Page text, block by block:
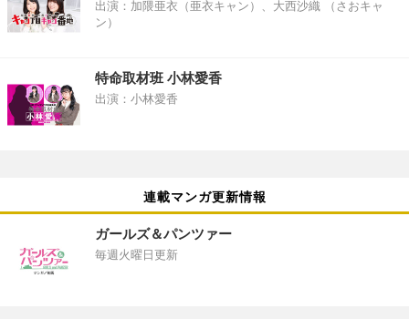
出演：加隈亜衣（亜衣キャン）、大西沙織 （さおキャ
ン）
特命取材班 小林愛香
出演：小林愛香
連載マンガ更新情報
ガールズ＆パンツァー
毎週火曜日更新